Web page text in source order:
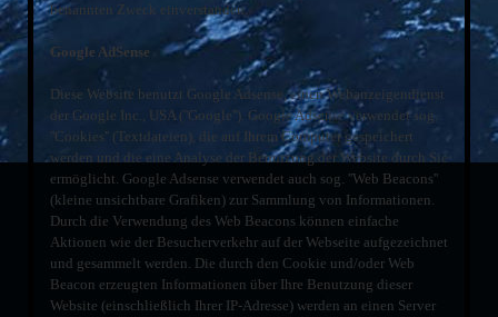
benannten Zweck einverstanden.
Google AdSense
Diese Website benutzt Google Adsense, einen Webanzeigendienst
der Google Inc., USA (''Google''). Google Adsense verwendet sog.
''Cookies'' (Textdateien), die auf Ihrem Computer gespeichert
werden und die eine Analyse der Benutzung der Website durch Sie
ermöglicht. Google Adsense verwendet auch sog. ''Web Beacons''
(kleine unsichtbare Grafiken) zur Sammlung von Informationen.
Durch die Verwendung des Web Beacons können einfache
Aktionen wie der Besucherverkehr auf der Webseite aufgezeichnet
und gesammelt werden. Die durch den Cookie und/oder Web
Beacon erzeugten Informationen über Ihre Benutzung dieser
Website (einschließlich Ihrer IP-Adresse) werden an einen Server